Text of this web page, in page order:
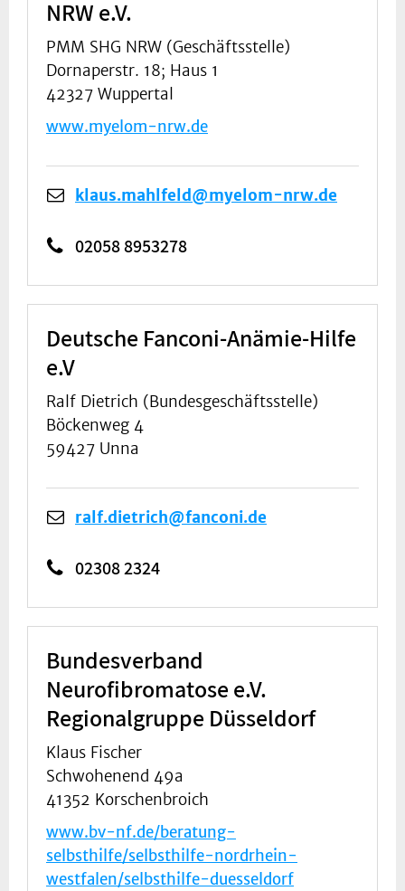
NRW e.V.
PMM SHG NRW (Geschäftsstelle)
Dornaperstr. 18; Haus 1
42327 Wuppertal
www.myelom-nrw.de
klaus.mahlfeld@myelom-nrw.de
02058 8953278
Deutsche Fanconi-Anämie-Hilfe
e.V
Ralf Dietrich (Bundesgeschäftsstelle)
Böckenweg 4
59427 Unna
ralf.dietrich@fanconi.de
02308 2324
Bundesverband
Neurofibromatose e.V.
Regionalgruppe Düsseldorf
Klaus Fischer
Schwohenend 49a
41352 Korschenbroich
www.bv-nf.de/beratung-
selbsthilfe/selbsthilfe-nordrhein-
westfalen/selbsthilfe-duesseldorf